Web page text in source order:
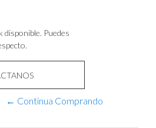
Puedes
← Continua Comprando